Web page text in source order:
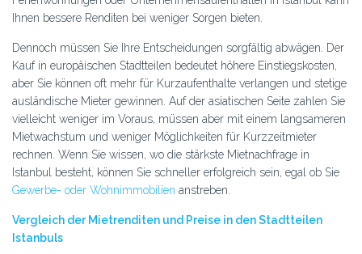
Ihnen bessere Renditen bei weniger Sorgen bieten.
Dennoch müssen Sie Ihre Entscheidungen sorgfältig abwägen. Der
Kauf in europäischen Stadtteilen bedeutet höhere Einstiegskosten,
aber Sie können oft mehr für Kurzaufenthalte verlangen und stetige
ausländische Mieter gewinnen. Auf der asiatischen Seite zahlen Sie
vielleicht weniger im Voraus, müssen aber mit einem langsameren
Mietwachstum und weniger Möglichkeiten für Kurzzeitmieter
rechnen. Wenn Sie wissen, wo die stärkste Mietnachfrage in
Istanbul besteht, können Sie schneller erfolgreich sein, egal ob Sie
Gewerbe- oder Wohnimmobilien anstreben.
Vergleich der Mietrenditen und Preise in den Stadtteilen
Istanbuls